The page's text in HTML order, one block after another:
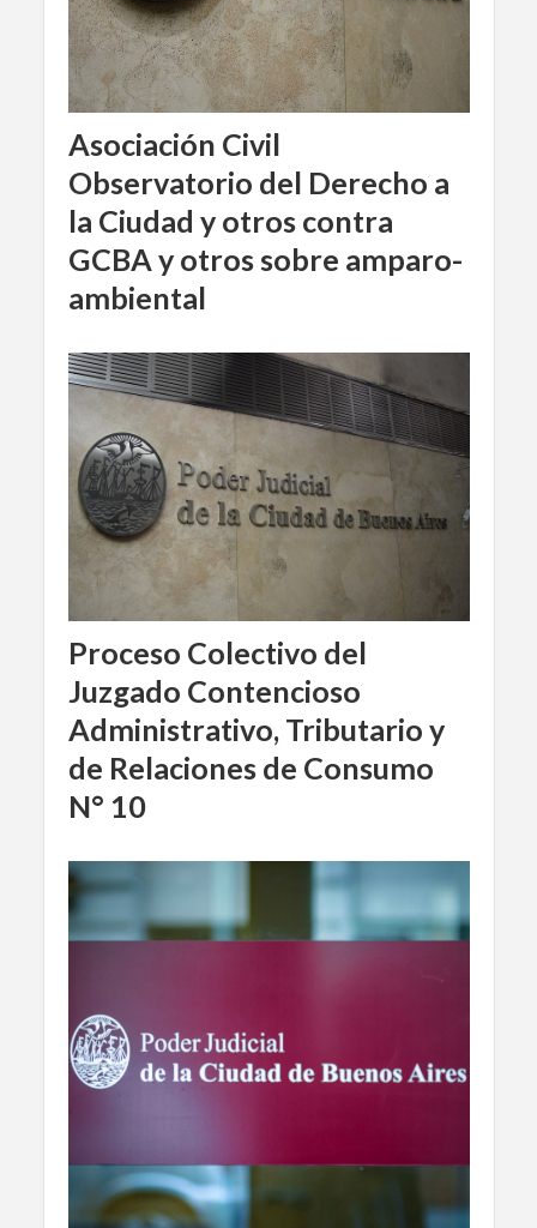
Asociación Civil
Observatorio del Derecho a
la Ciudad y otros contra
GCBA y otros sobre amparo-
ambiental
Proceso Colectivo del
Juzgado Contencioso
Administrativo, Tributario y
de Relaciones de Consumo
N° 10